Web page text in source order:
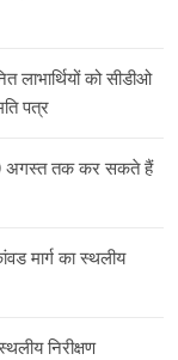
लाभार्थियों को सीडीओ
पत्र
अगस्त तक कर सकते हैं
मार्ग का स्थलीय
निरीक्षण